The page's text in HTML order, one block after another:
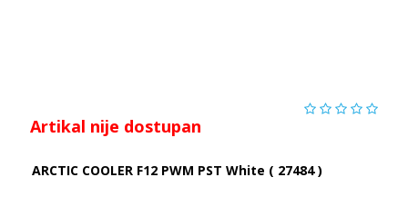
Artikal nije dostupan
ARCTIC COOLER F12 PWM PST White ( 27484 )